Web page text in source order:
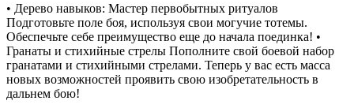
• Дерево навыков: Мастер первобытных ритуалов
Подготовьте поле боя, используя свои могучие тотемы.
Обеспечьте себе преимущество еще до начала поединка! •
Гранаты и стихийные стрелы Пополните свой боевой набор
гранатами и стихийными стрелами. Теперь у вас есть масса
новых возможностей проявить свою изобретательность в
дальнем бою!